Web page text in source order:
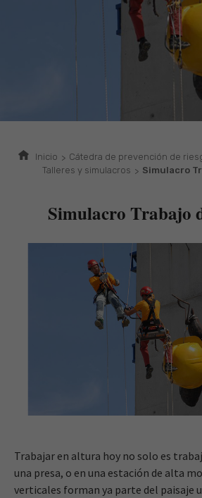
Inicio Cátedra de prevención de
Talleres y simulacros
Simulacro
Simulacro Trabajo
Trabajar en altura hoy no solo es
una presa, o en una estación de alta
verticales forman ya parte del paisaje